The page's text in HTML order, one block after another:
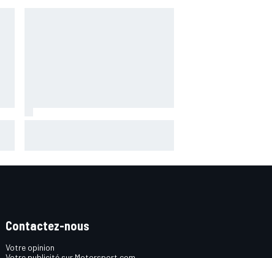
Contactez-nous
Votre opinion